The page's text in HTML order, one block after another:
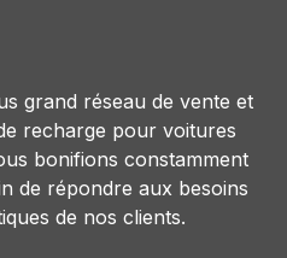
grand réseau de vente et
recharge pour voitures
bonifions constamment
de répondre aux besoins
de nos clients.